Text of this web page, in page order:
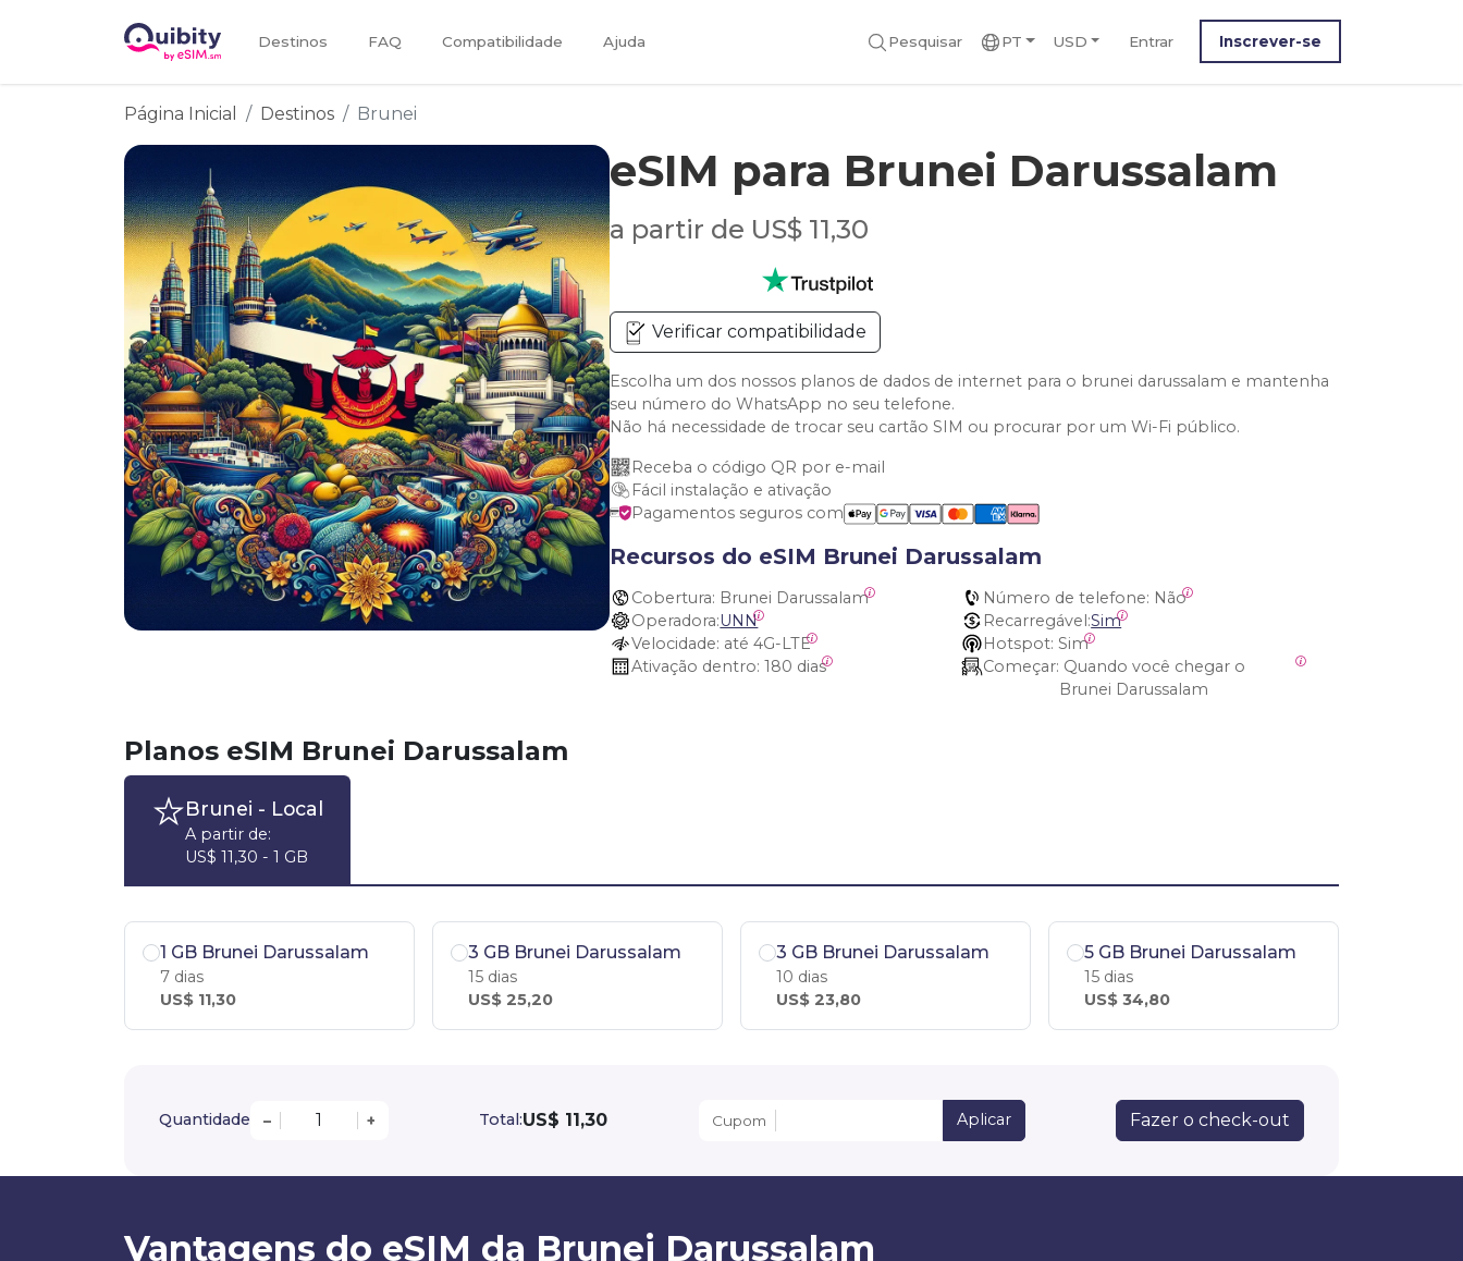
Destinos FAQ Compatibilidade Ajuda Pesquisar PT USD Entrar Inscrever-se
Página Inicial Destinos Brunei
eSIM para Brunei Darussalam
a partir de US$ 11,30
Verificar compatibilidade
Escolha um dos nossos planos de dados de internet para o brunei darussalam e mantenha
seu número do WhatsApp no seu telefone.
Não há necessidade de trocar seu cartão SIM ou procurar por um Wi-Fi público.
Receba o código QR por e-mail
Fácil instalação e ativação
Pagamentos seguros com
Recursos do eSIM Brunei Darussalam
Cobertura: Brunei Darussalam Número de telefone: Não
Operadora:UNN Recarregável:Sim
Velocidade: até 4G-LTE Hotspot: Sim
Ativação dentro: 180 dias Começar:
Brunei Darussalam
Planos eSIM Brunei Darussalam
Brunei - Local
A partir de:
US$ 11,30 - 1 GB
1 GB Brunei Darussalam
7 dias
US$ 11,30
3 GB Brunei Darussalam
15 dias
US$ 25,20
3 GB Brunei Darussalam
10 dias
US$ 23,80
5 GB Brunei Darussalam
15 dias
US$ 34,80
Quantidade – + Total:US$ 11,30 Cupom Aplicar Fazer o check-out
Vantagens do eSIM da Brunei Darussalam